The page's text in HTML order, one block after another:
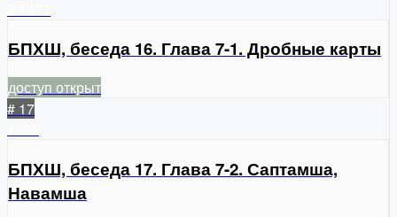
БПХШ, беседа 16. Глава 7-1. Дробные карты
доступ открыт
# 17
БПХШ, беседа 17. Глава 7-2. Саптамша,
Навамша